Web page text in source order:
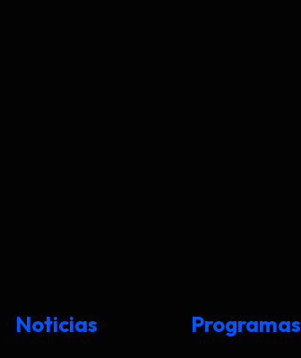
Noticias Programas